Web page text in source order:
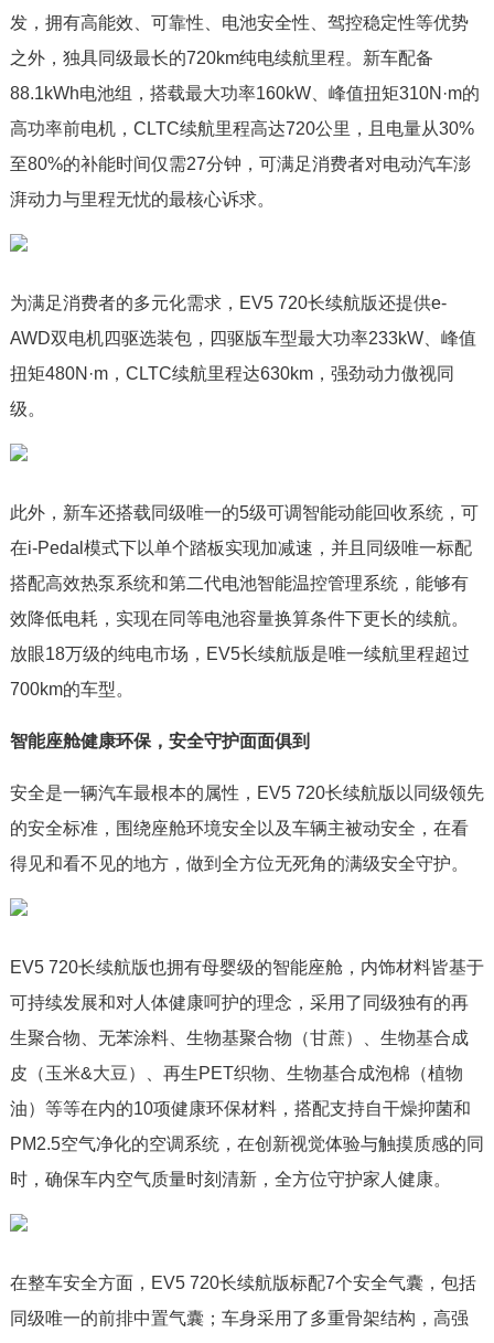
发，拥有高能效、可靠性、电池安全性、驾控稳定性等优势
之外，独具同级最长的720km纯电续航里程。新车配备
88.1kWh电池组，搭载最大功率160kW、峰值扭矩310N·m的
高功率前电机，CLTC续航里程高达720公里，且电量从30%
至80%的补能时间仅需27分钟，可满足消费者对电动汽车澎
湃动力与里程无忧的最核心诉求。
为满足消费者的多元化需求，EV5 720长续航版还提供e-
AWD双电机四驱选装包，四驱版车型最大功率233kW、峰值
扭矩480N·m，CLTC续航里程达630km，强劲动力傲视同
级。
此外，新车还搭载同级唯一的5级可调智能动能回收系统，可
在i-Pedal模式下以单个踏板实现加减速，并且同级唯一标配
搭配高效热泵系统和第二代电池智能温控管理系统，能够有
效降低电耗，实现在同等电池容量换算条件下更长的续航。
放眼18万级的纯电市场，EV5长续航版是唯一续航里程超过
700km的车型。
智能座舱健康环保，安全守护面面俱到
安全是一辆汽车最根本的属性，EV5 720长续航版以同级领先
的安全标准，围绕座舱环境安全以及车辆主被动安全，在看
得见和看不见的地方，做到全方位无死角的满级安全守护。
EV5 720长续航版也拥有母婴级的智能座舱，内饰材料皆基于
可持续发展和对人体健康呵护的理念，采用了同级独有的再
生聚合物、无苯涂料、生物基聚合物（甘蔗）、生物基合成
皮（玉米&大豆）、再生PET织物、生物基合成泡棉（植物
油）等等在内的10项健康环保材料，搭配支持自干燥抑菌和
PM2.5空气净化的空调系统，在创新视觉体验与触摸质感的同
时，确保车内空气质量时刻清新，全方位守护家人健康。
在整车安全方面，EV5 720长续航版标配7个安全气囊，包括
同级唯一的前排中置气囊；车身采用了多重骨架结构，高强